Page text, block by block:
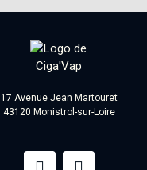
17 Avenue Jean Martouret
43120 Monistrol-sur-Loire